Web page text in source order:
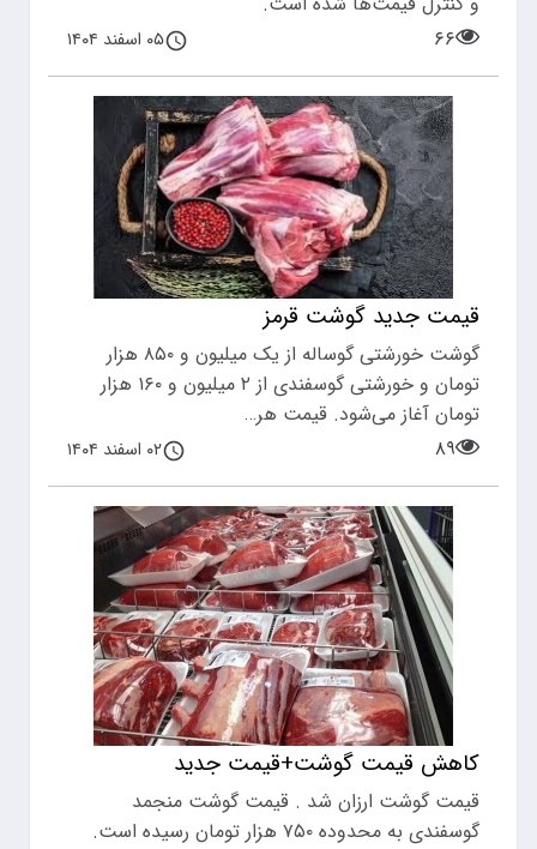
۶۶
۰۵ اسفند ۱۴۰۴
قیمت جدید گوشت قرمز
گوشت خورشتی گوساله از یک میلیون و ۸۵۰ هزار
تومان و خورشتی گوسفندی از ۲ میلیون و ۱۶۰ هزار
تومان آغاز می‌شود. قیمت هر…
۸۹
۰۲ اسفند ۱۴۰۴
کاهش قیمت گوشت+قیمت جدید
قیمت گوشت ارزان شد . قیمت گوشت منجمد
گوسفندی به محدوده ۷۵۰ هزار تومان رسیده است.